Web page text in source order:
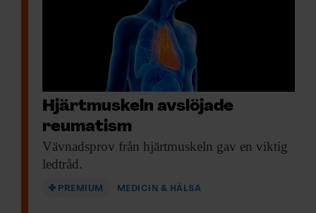
Hjärtmuskeln avslöjade
reumatism
Vävnadsprov från hjärtmuskeln gav en viktig
ledtråd.
PREMIUM MEDICIN & HÄLSA